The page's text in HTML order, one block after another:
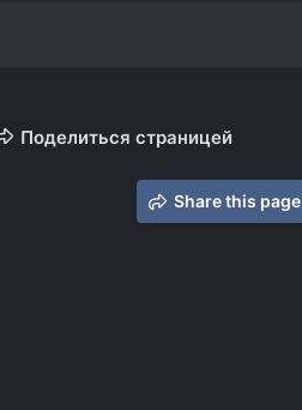
Поделиться страницей
Share this page